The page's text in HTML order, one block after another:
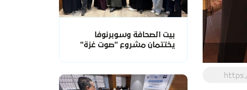
بيت الصحافة وسوبرنوفا
يختتمان مشروع "صوت غزة"